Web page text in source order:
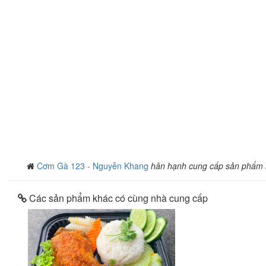
Cơm Gà 123 - Nguyễn Khang hân hạnh cung cấp sản phẩm
Các sản phẩm khác có cùng nhà cung cấp